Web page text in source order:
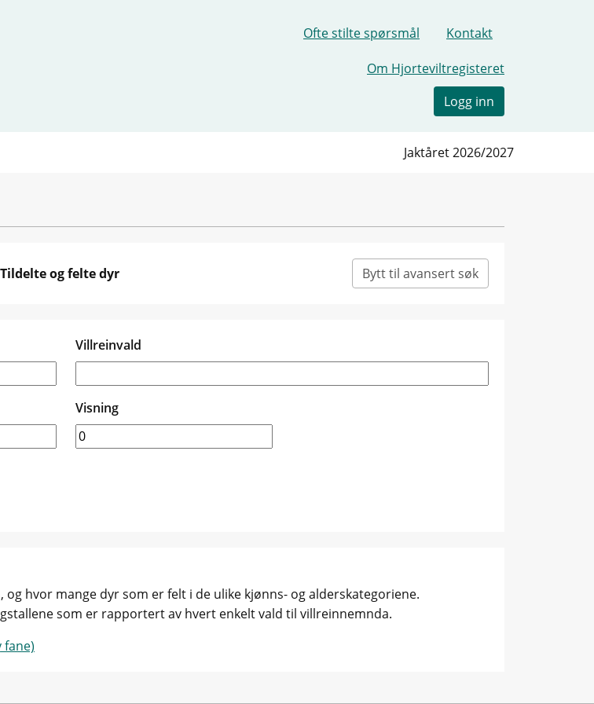
Ofte stilte spørsmål Kontakt
Om Hjorteviltregisteret
Logg inn
Jaktåret 2026/2027
og felte dyr Bytt til avansert søk
Villreinvald
Visning
hvor mange dyr som er felt i de ulike kjønns- og alderskategoriene.
som er rapportert av hvert enkelt vald til villreinnemnda.
fane)